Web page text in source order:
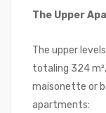
The Upper
The upper
totaling 324
maisonette or
apartments: